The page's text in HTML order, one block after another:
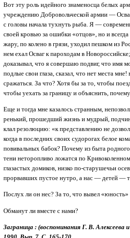
Вот эту роль идейного знаменосца белых
учреждению Добровольческой армии —
с головы начала тухнуть рыба. Я —
своей кровью за ошибки «отцов», но и
жару, по колено в грязи, уходил пешком из
нем ехал Осваг к пароходам в
доказывал, что я совершаю подвиг, что имя
подлые свои глаза, сказал, что нет места
сражаться. За что? Хотя бы за то, чтобы
чтобы уехать за границу и объяснить,
Еще и тогда мне казалось странным,
ренький, прошедший жизнь и мудрый,
клал резолюцию: «к представлению не
когда в последних своих судорогах белое
повивальных бабок? Почему из быта
тени неторопливо ложатся по
глазастых домиков, низко по-старушечьи
прорвавших пустое нутро, а нас — детей —
Послух ли он нес? За то, что вывел
Обманут ли вместе с нами?
Заграница : (воспоминания Г. В.